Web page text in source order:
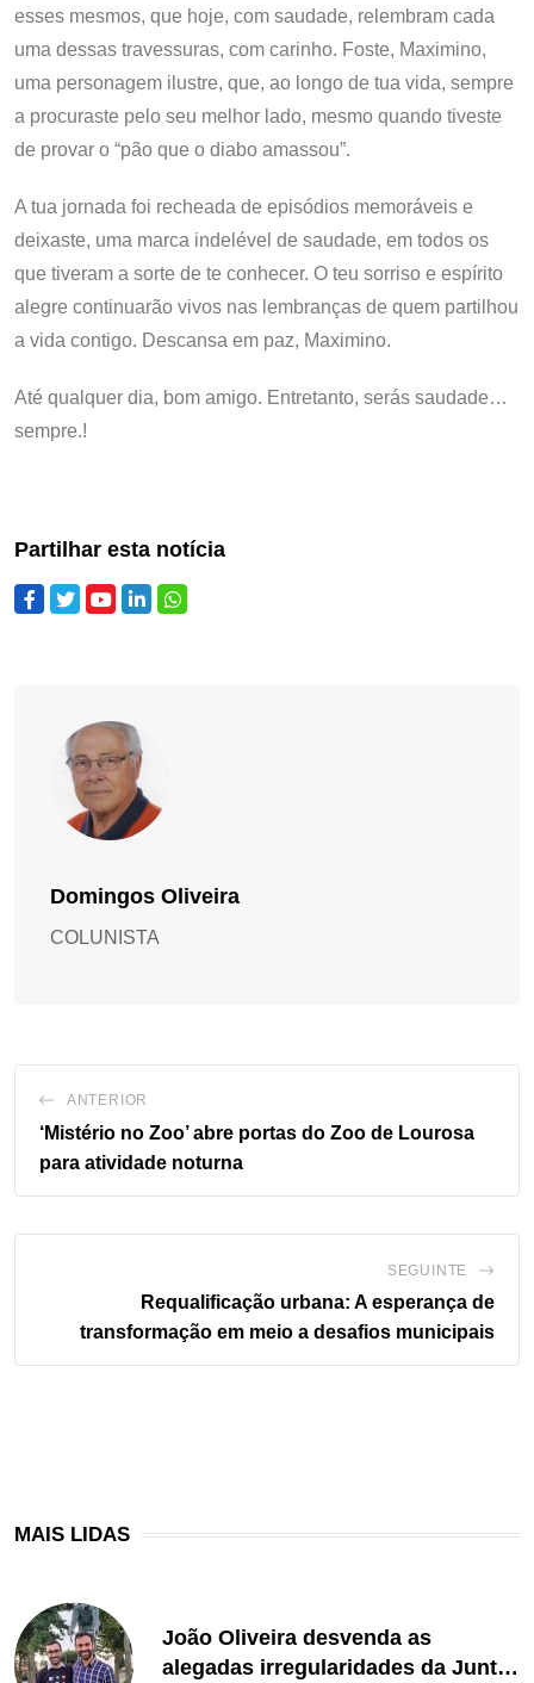
esses mesmos, que hoje, com saudade, relembram cada
uma dessas travessuras, com carinho. Foste, Maximino,
uma personagem ilustre, que, ao longo de tua vida, sempre
a procuraste pelo seu melhor lado, mesmo quando tiveste
de provar o “pão que o diabo amassou”.
A tua jornada foi recheada de episódios memoráveis e
deixaste, uma marca indelével de saudade, em todos os
que tiveram a sorte de te conhecer. O teu sorriso e espírito
alegre continuarão vivos nas lembranças de quem partilhou
a vida contigo. Descansa em paz, Maximino.
Até qualquer dia, bom amigo. Entretanto, serás saudade…
sempre.!
Partilhar esta notícia
Domingos Oliveira
COLUNISTA
ANTERIOR
‘Mistério no Zoo’ abre portas do Zoo de Lourosa
para atividade noturna
SEGUINTE
Requalificação urbana: A esperança de
transformação em meio a desafios municipais
MAIS LIDAS
João Oliveira desvenda as
alegadas irregularidades da Junta